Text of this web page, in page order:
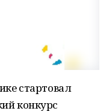
стартовал
конкурс